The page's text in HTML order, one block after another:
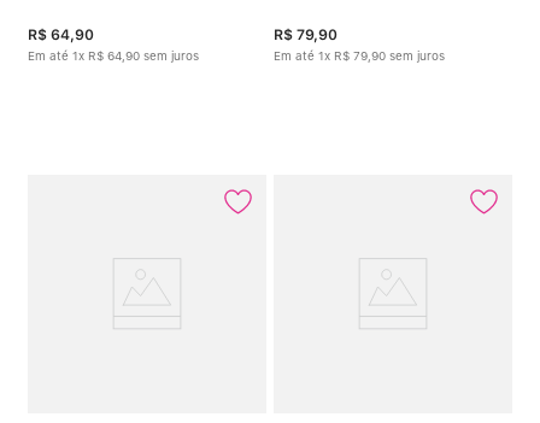
R$ 64,90
Em até 1x R$ 64 90 sem juros
R$ 79,90
Em até 1x R$ 79 90 sem juros